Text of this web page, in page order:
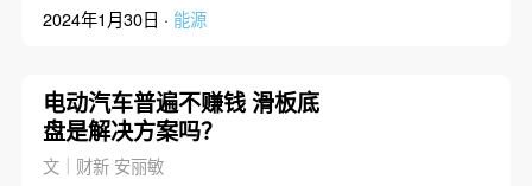
2024年1月30日 · 能源
电动汽车普遍不赚钱 滑板底
盘是解决方案吗？
文｜财新 安丽敏